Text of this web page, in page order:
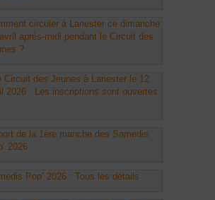
circuler à Lanester ce dimanche
après-midi pendant le Circuit des
?
Circuit des Jeunes à Lanester le 12
2026 : Les inscriptions sont ouvertes
de la 1ère manche des Samedis
2026
Pop’ 2026 : Tous les détails